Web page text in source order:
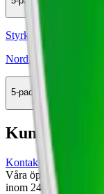
Köp
Styrka Normal · Slim
Nordic Spirit Sweet
5-pack
164 kr
Köp
Kundservice
Kontakta oss
Våra öppettider är:
inom 24 timmar på